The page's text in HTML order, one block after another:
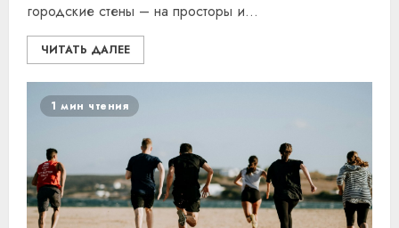
городские стены – на просторы и...
ЧИТАТЬ ДАЛЕЕ
1 мин чтения